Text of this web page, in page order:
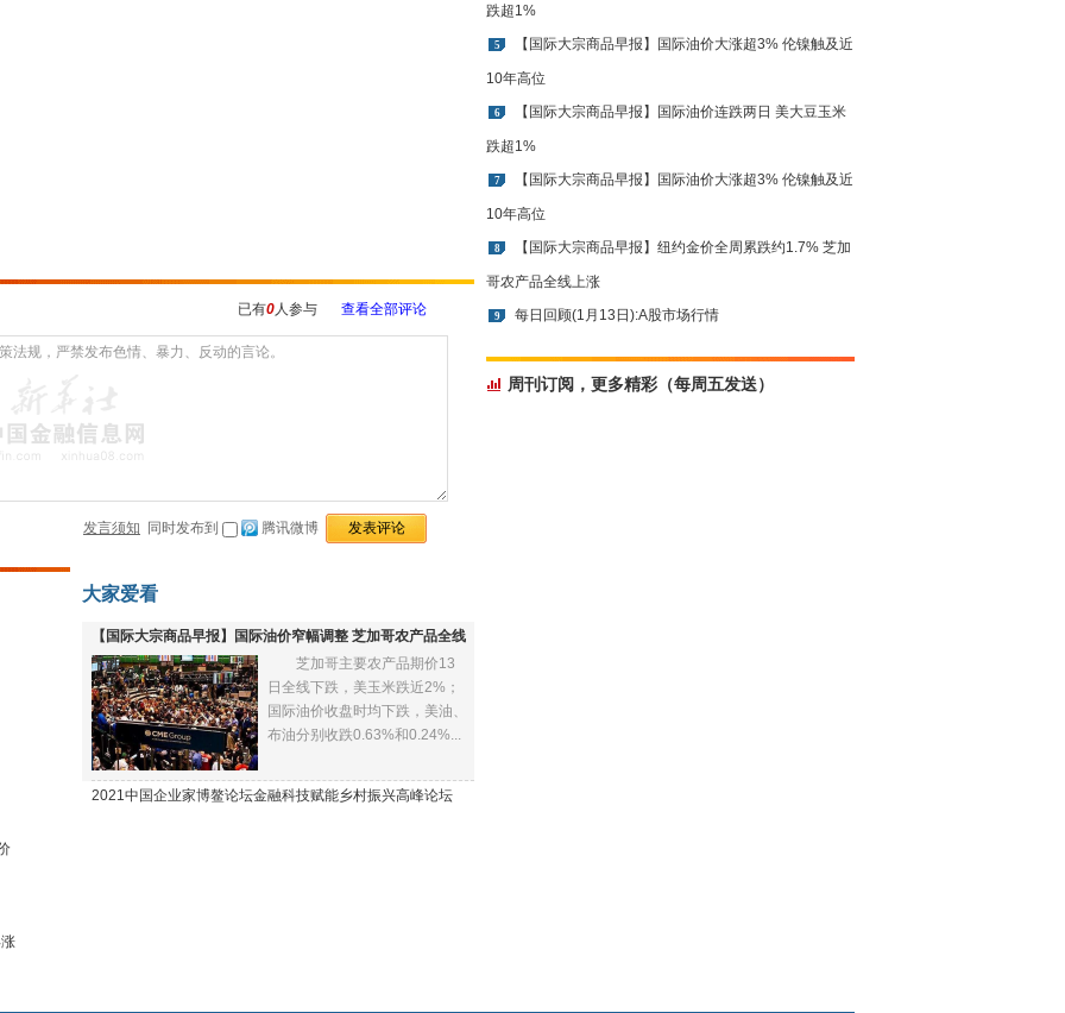
已有0人参与 查看全部评论
发言须知 同时发布到 腾讯微博
大家爱看
【国际大宗商品早报】国际油价窄幅调整 芝加哥农产品全线
下跌
芝加哥主要农产品期价13
日全线下跌，美玉米跌近2%；
国际油价收盘时均下跌，美油、
布油分别收跌0.63%和0.24%...
2021中国企业家博鳌论坛金融科技赋能乡村振兴高峰论坛
跌超1%
5 【国际大宗商品早报】国际油价大涨超3% 伦镍触及近
10年高位
6 【国际大宗商品早报】国际油价连跌两日 美大豆玉米
跌超1%
7 【国际大宗商品早报】国际油价大涨超3% 伦镍触及近
10年高位
8 【国际大宗商品早报】纽约金价全周累跌约1.7% 芝加
哥农产品全线上涨
9 每日回顾(1月13日):A股市场行情
周刊订阅，更多精彩（每周五发送）